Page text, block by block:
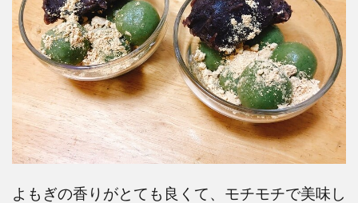
よもぎの香りがとても良くて、モチモチで美味し